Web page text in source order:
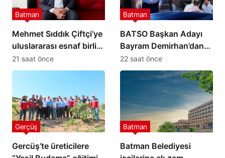
Mehmet Sıddık Çiftçi’ye
uluslararası esnaf birliği
görevi
Batman
21 saat önce
BATSO Başkan Adayı
Bayram Demirhan’dan
yoğun saha mesaisi
Batman
22 saat önce
Gercüş’te üreticilere
Gerçüş
Batman Belediyesi
Batman